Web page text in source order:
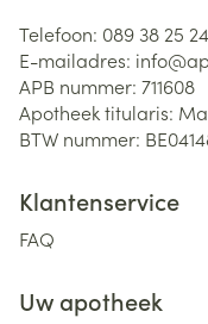
Telefoon: 089 38 25 24
E-mailadres: info@
APB nummer: 711608
Apotheek titularis:
BTW nummer:
Klantenservice
FAQ
Uw apotheek